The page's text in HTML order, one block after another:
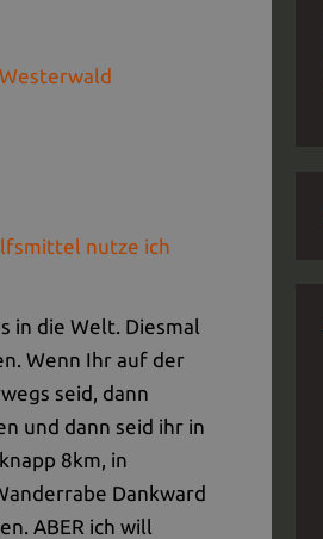
nutze ich
in die Welt. Diesmal
Wenn Ihr auf der
seid, dann
und dann seid ihr in
8km, in
Dankward
ABER ich will